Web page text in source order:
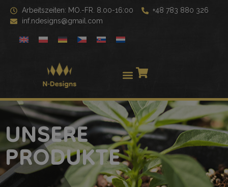
Arbeitszeiten: MO.-FR. 8.00-16:00
+48 783 880 326
inf.ndesigns@gmail.com
UNSERE
PRODUKTE